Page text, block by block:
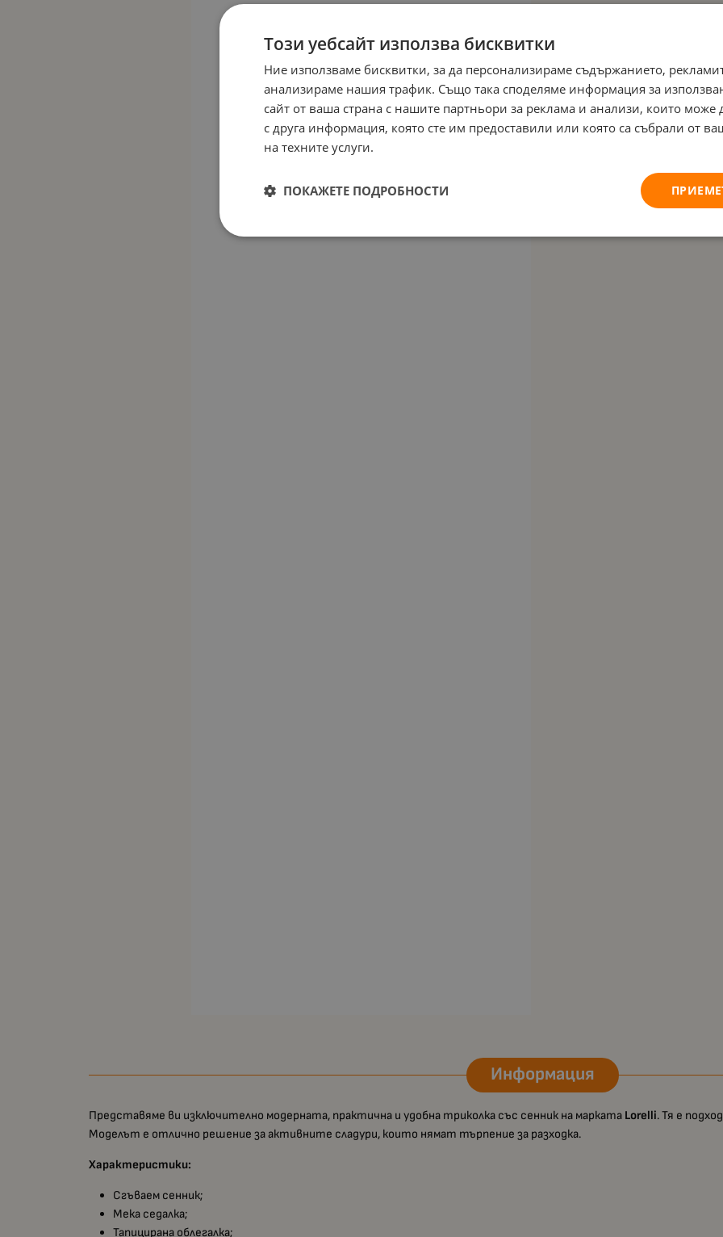
Информация
Представяме ви изключително модерната, практична и удобна триколка със сенник на марката Lorelli. Тя е
Моделът е отлично решение за активните сладури, които нямат търпение за разходка.
Характеристики:
Сгъваем сенник;
Мека седалка;
Тапицирана облегалка;
Този уебсайт използва бисквитки
Ние използваме бисквитки, за да персонализираме съдържанието,
анализираме нашия трафик. Също така споделяме информация за
сайт от ваша страна с нашите партньори за реклама и анализи, които може
с друга информация, която сте им предоставили или която са събрали от
на техните услуги.
ПОКАЖЕТЕ ПОДРОБНОСТИ